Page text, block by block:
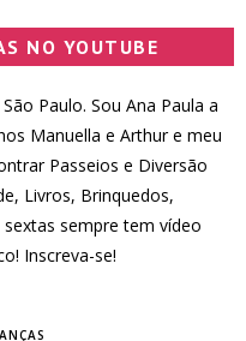
NO YOUTUBE
Paulo. Sou Ana Paula a
Manuella e Arthur e meu
Passeios e Diversão
Livros, Brinquedos,
sempre tem vídeo
Inscreva-se!